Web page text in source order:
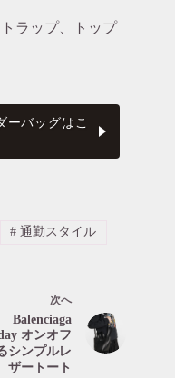
ラップ、トップ
ーバッグはこ
# 通勤スタイル
次へ
Balenciaga
オンオフ
シンプルレ
ザートート